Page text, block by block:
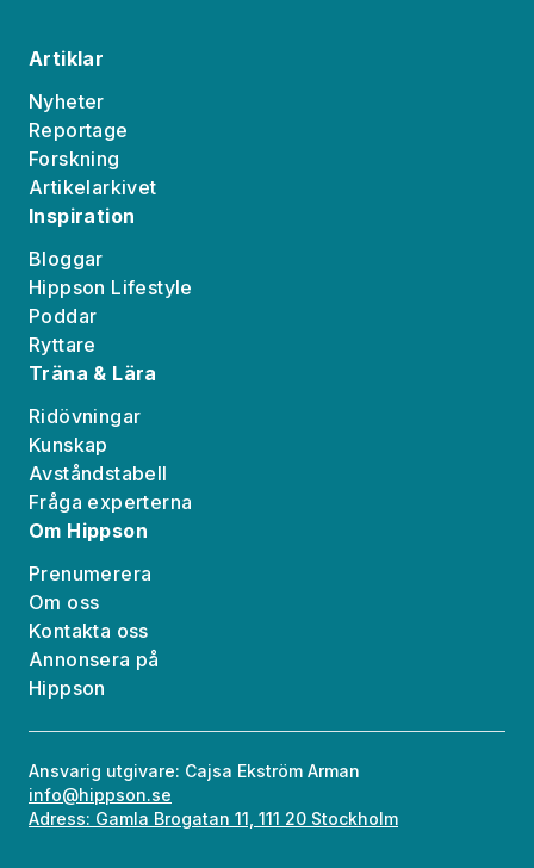
Artiklar
Nyheter
Reportage
Forskning
Artikelarkivet
Inspiration
Bloggar
Hippson Lifestyle
Poddar
Ryttare
Träna & Lära
Ridövningar
Kunskap
Avståndstabell
Fråga experterna
Om Hippson
Prenumerera
Om oss
Kontakta oss
Annonsera på
Hippson
Ansvarig utgivare: Cajsa Ekström Arman
info@hippson.se
Adress: Gamla Brogatan 11, 111 20 Stockholm